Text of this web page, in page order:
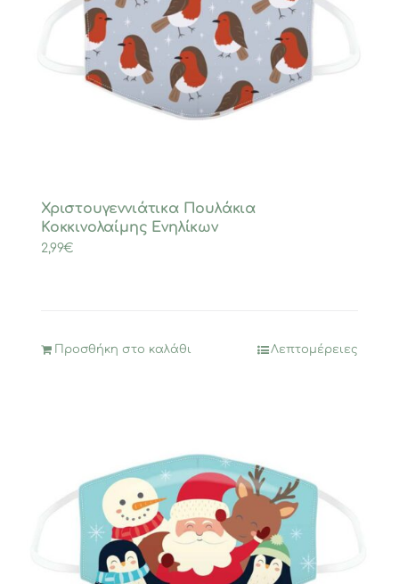
Χριστουγεννιάτικα Πουλάκια
Κοκκινολαίμης Ενηλίκων
2,99€
Προσθήκη στο καλάθι Λεπτομέρειες